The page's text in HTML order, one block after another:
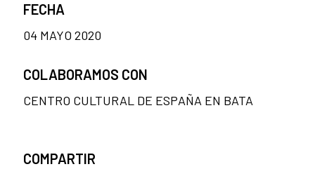
FECHA
04 MAYO 2020
COLABORAMOS CON
CENTRO CULTURAL DE ESPAÑA EN BATA
COMPARTIR